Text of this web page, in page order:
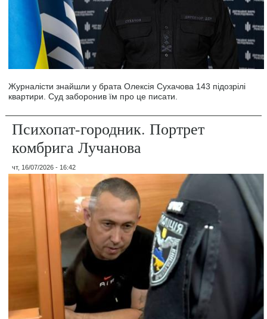
Журналісти знайшли у брата Олексія Сухачова 143 підозрілі
квартири. Суд заборонив їм про це писати.
Психопат-городник. Портрет
комбрига Лучанова
чт, 16/07/2026 - 16:42